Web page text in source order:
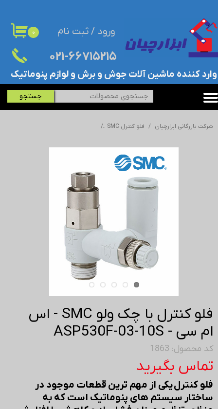
۰۲۱-۶۶۷۱۵۲۱۵​​​​​​​
جستجو
۰
​وارد کننده ماشین آلات جوش و برش و لوازم پنوماتیک
ورود / ثبت نام
حساب کاربری من
تغییر گذر واژه
خروج از حساب کاربری
شرکت بازرگانی ابزارچیان فلو کنترل SMC
فلو کنترل با چک ولو SMC - اس
ام سی - ASP530F-03-10S
کد محصول: 1863
تماس بگیرید
فلو کنترل یکی از مهم ترین قطعات موجود در
ساختار سیستم های پنوماتیک است که به